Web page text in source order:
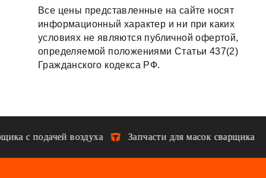
Все цены представленные на сайте носят
информационный характер и ни при каких
условиях не являются публичной офертой,
определяемой положениями Статьи 437(2)
Гражданского кодекса РФ.
с подачей воздуха Запчасти для масок сварщика